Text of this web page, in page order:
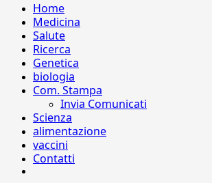
Home
Medicina
Salute
Ricerca
Genetica
biologia
Com. Stampa
Invia Comunicati
Scienza
alimentazione
vaccini
Contatti